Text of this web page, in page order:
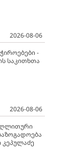
2026-08-06
-
საკითხთა
2026-08-06
კეპულაძე